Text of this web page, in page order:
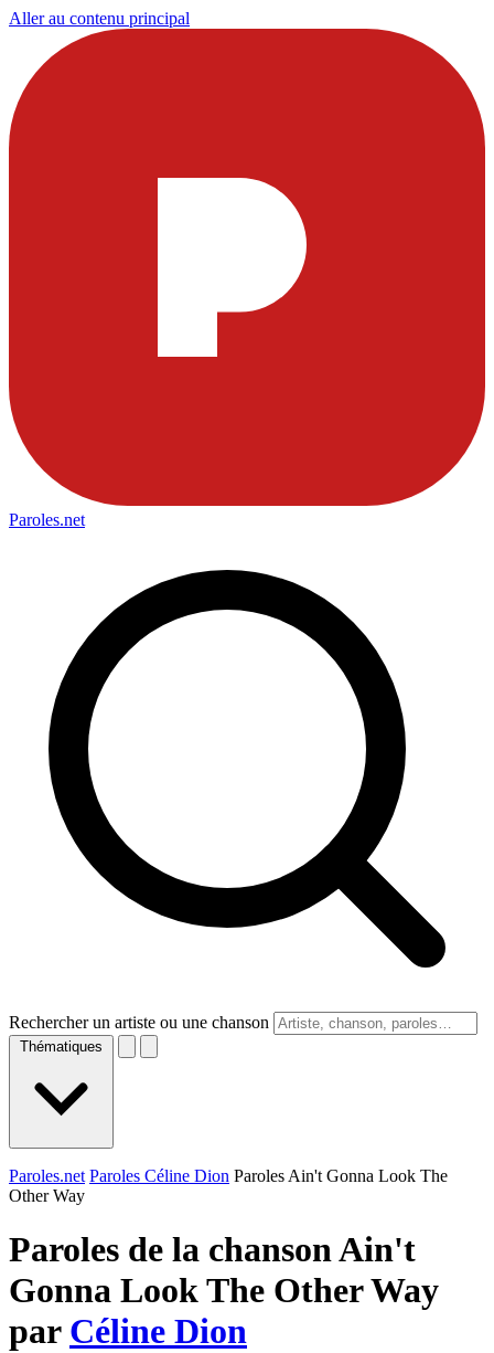
Aller au contenu principal
Paroles.net
Rechercher un artiste ou une chanson
Thématiques
Paroles.net Paroles Céline Dion Paroles Ain't Gonna Look The
Other Way
Paroles de la chanson Ain't
Gonna Look The Other Way
par Céline Dion